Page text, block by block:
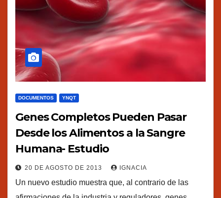
DOCUMENTOS YNQT
Genes Completos Pueden Pasar
Desde los Alimentos a la Sangre
Humana- Estudio
20 DE AGOSTO DE 2013 IGNACIA
Un nuevo estudio muestra que, al contrario de las